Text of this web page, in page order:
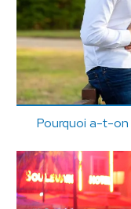
Pourquoi a-t-on